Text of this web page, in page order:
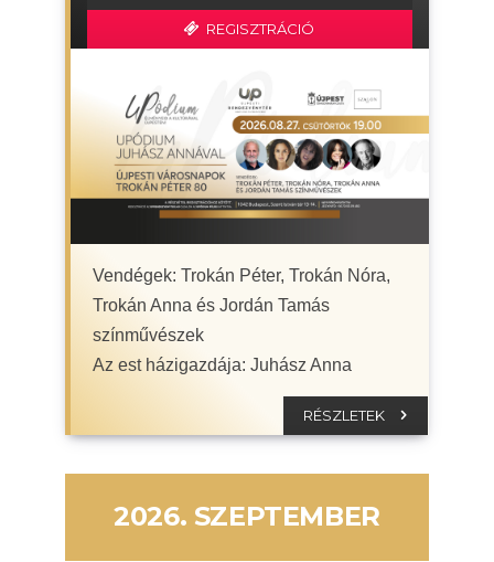
REGISZTRÁCIÓ
Vendégek: Trokán Péter, Trokán Nóra,
Trokán Anna és Jordán Tamás
színművészek
Az est házigazdája: Juhász Anna
RÉSZLETEK
2026. SZEPTEMBER